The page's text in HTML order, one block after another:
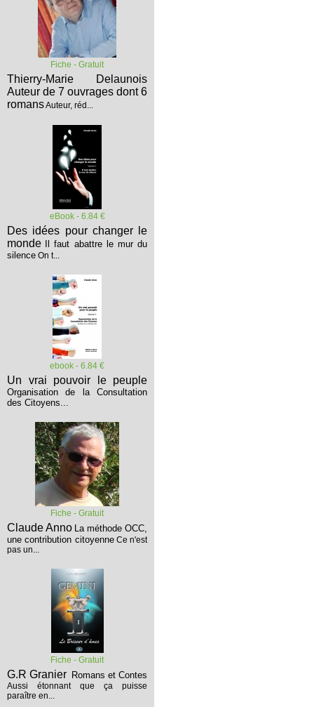
Fiche - Gratuit
Thierry-Marie Delaunois
Auteur de 7 ouvrages dont 6
romansAuteur, réd...
eBook - 6.84 €
Des idées pour changer le
monde
Il faut abattre le mur du
silence On t...
ebook - 6.84 €
Un vrai pouvoir le peuple
Organisation de la Consultation
des Citoyens...
Fiche - Gratuit
Claude Anno La méthode OCC,
une contribution citoyenne Ce n'est
pas un...
Fiche - Gratuit
G.R Granier Romans et Contes
Aussi étonnant que ça puisse
paraître en...